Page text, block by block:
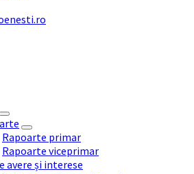
Rapoarte primar
Rapoarte viceprimar
avere și interese